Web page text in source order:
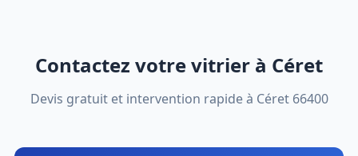
Contactez votre vitrier à Céret
Devis gratuit et intervention rapide à Céret 66400